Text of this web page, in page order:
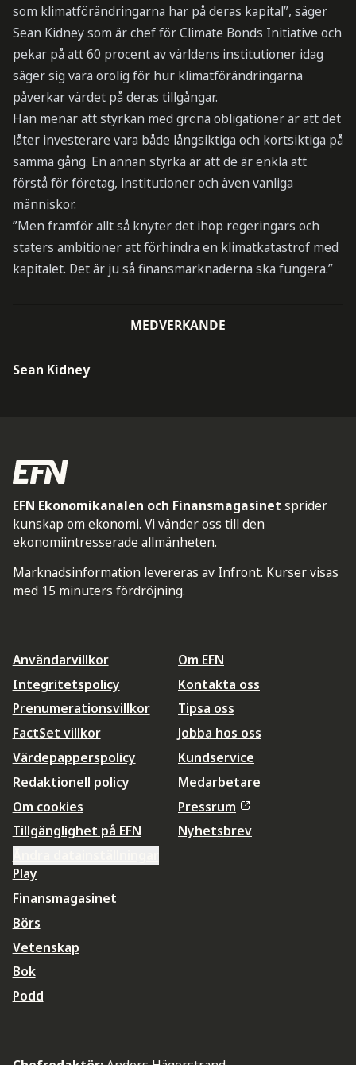
som klimatförändringarna har på deras kapital”, säger
Sean Kidney som är chef för Climate Bonds Initiative och
pekar på att 60 procent av världens institutioner idag
säger sig vara orolig för hur klimatförändringarna
påverkar värdet på deras tillgångar.
Han menar att styrkan med gröna obligationer är att det
låter investerare vara både långsiktiga och kortsiktiga på
samma gång. En annan styrka är att de är enkla att
förstå för företag, institutioner och även vanliga
människor.
”Men framför allt så knyter det ihop regeringars och
staters ambitioner att förhindra en klimatkatastrof med
kapitalet. Det är ju så finansmarknaderna ska fungera.”
MEDVERKANDE
Sean Kidney
EFN Ekonomikanalen och Finansmagasinet sprider
kunskap om ekonomi. Vi vänder oss till den
ekonomiintresserade allmänheten.
Marknadsinformation levereras av Infront. Kurser visas
med 15 minuters fördröjning.
Användarvillkor
Integritetspolicy
Prenumerationsvillkor
FactSet villkor
Värdepapperspolicy
Redaktionell policy
Om cookies
Tillgänglighet på EFN
Om EFN
Kontakta oss
Tipsa oss
Jobba hos oss
Kundservice
Medarbetare
Pressrum
Nyhetsbrev
Play
Finansmagasinet
Börs
Vetenskap
Bok
Podd